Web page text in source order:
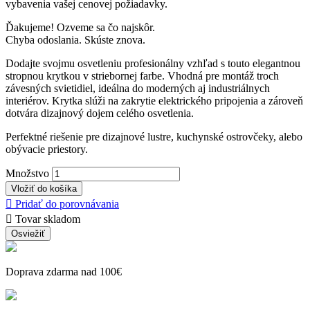
vybavenia vašej cenovej požiadavky.
Ďakujeme! Ozveme sa čo najskôr.
Chyba odoslania. Skúste znova.
Dodajte svojmu osvetleniu profesionálny vzhľad s touto elegantnou
stropnou krytkou v striebornej farbe. Vhodná pre montáž troch
závesných svietidiel, ideálna do moderných aj industriálnych
interiérov. Krytka slúži na zakrytie elektrického pripojenia a zároveň
dotvára dizajnový dojem celého osvetlenia.
Perfektné riešenie pre dizajnové lustre, kuchynské ostrovčeky, alebo
obývacie priestory.
Množstvo
Vložiť do košíka
 Pridať do porovnávania
 Tovar skladom
Doprava zdarma nad 100€